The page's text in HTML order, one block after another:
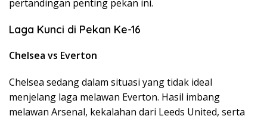
pertandingan penting pekan ini.
Laga Kunci di Pekan Ke-16
Chelsea vs Everton
Chelsea sedang dalam situasi yang tidak ideal
menjelang laga melawan Everton. Hasil imbang
melawan Arsenal, kekalahan dari Leeds United, serta